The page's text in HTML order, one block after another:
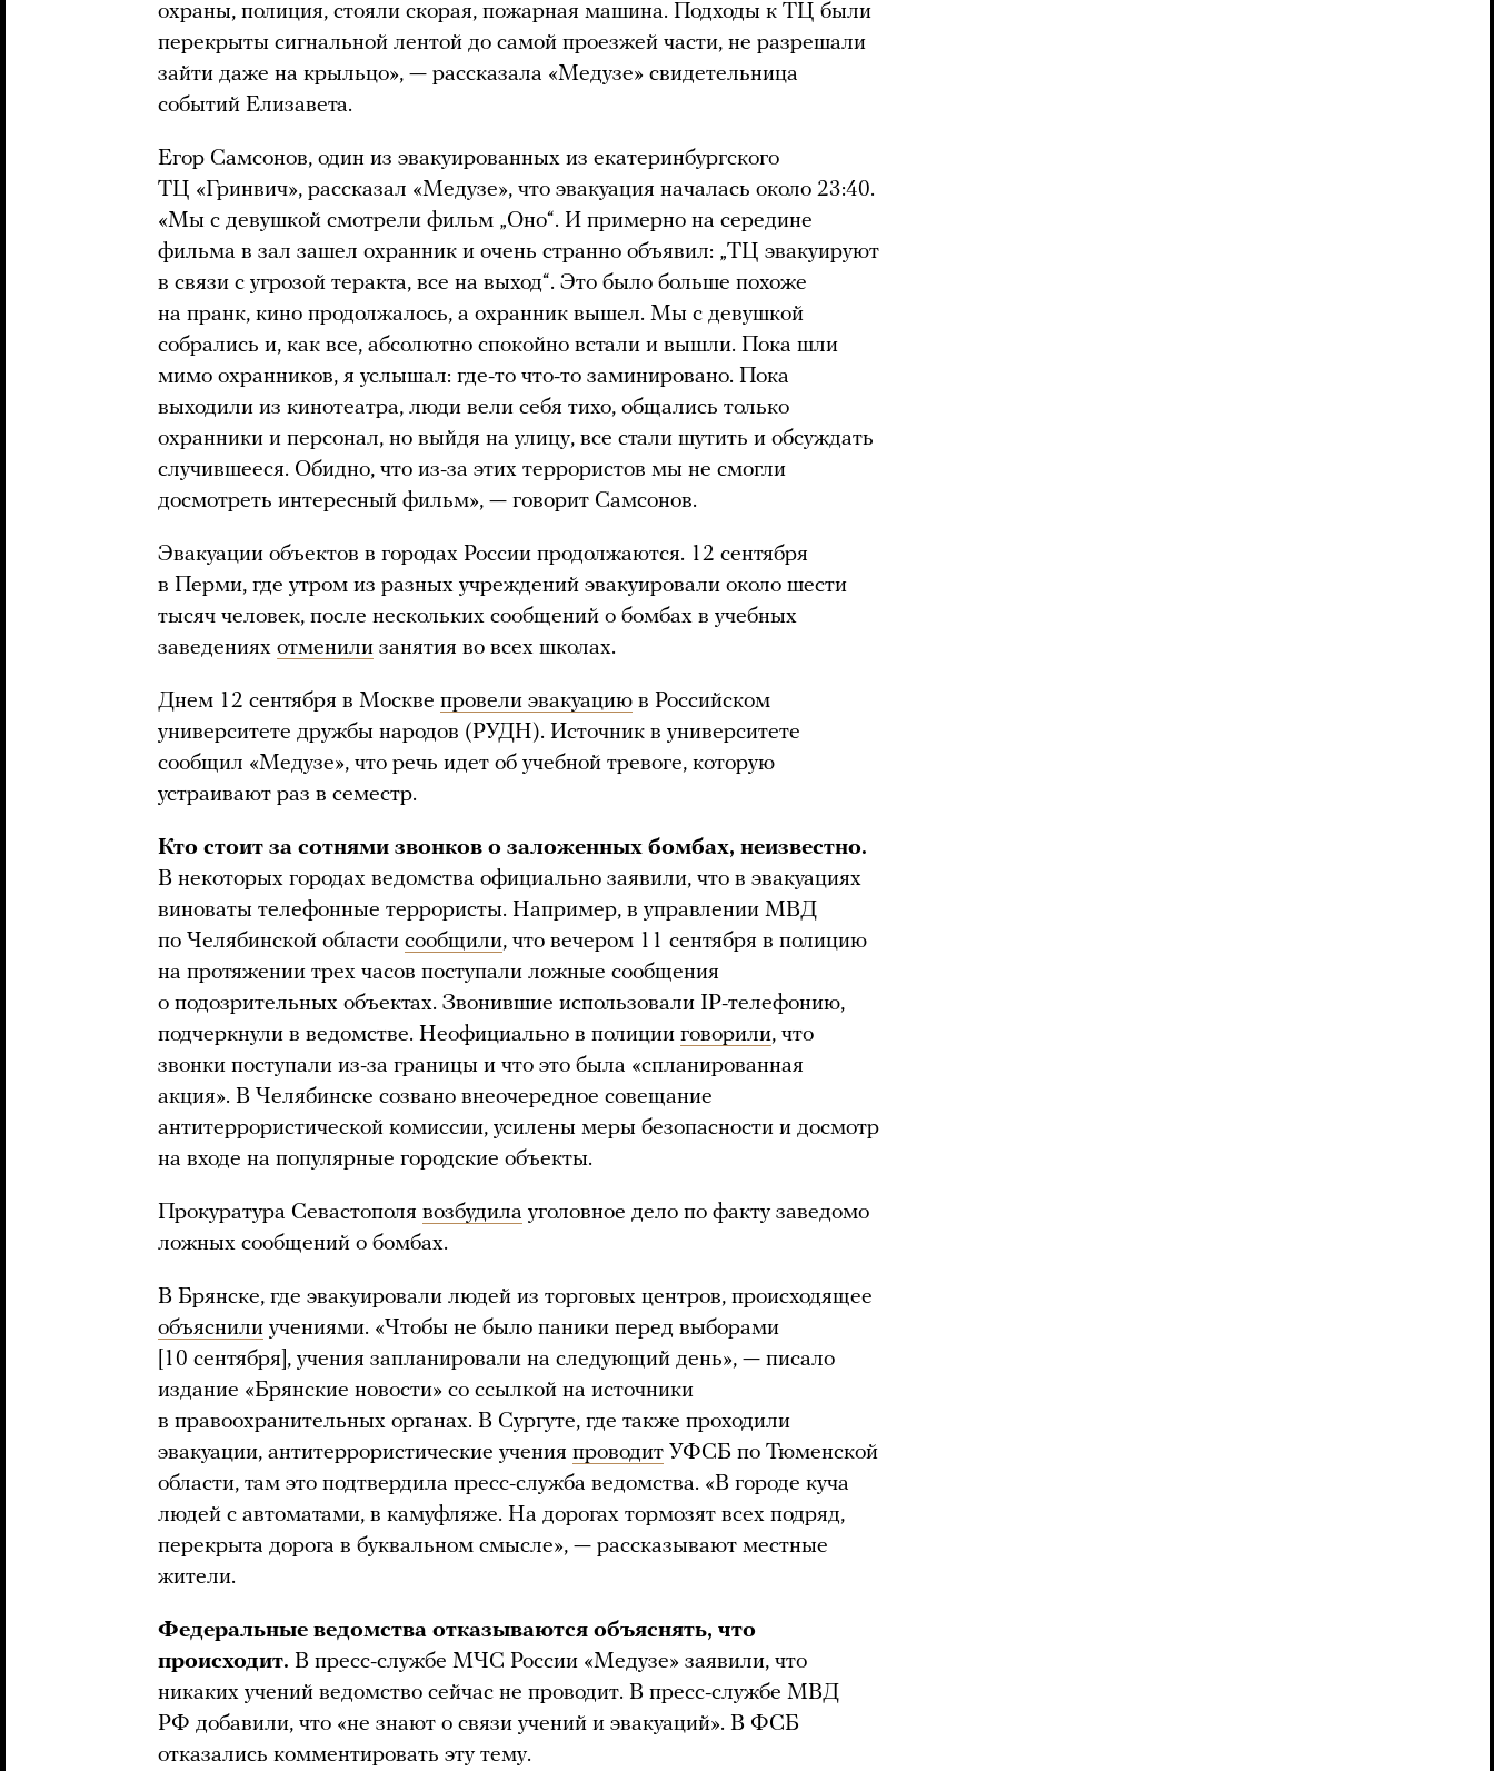
охраны, полиция, стояли скорая, пожарная машина. Подходы к ТЦ были
перекрыты сигнальной лентой до самой проезжей части, не разрешали
зайти даже на крыльцо», — рассказала «Медузе» свидетельница
событий Елизавета.
Егор Самсонов, один из эвакуированных из екатеринбургского
ТЦ «Гринвич», рассказал «Медузе», что эвакуация началась около 23:40.
«Мы с девушкой смотрели фильм „Оно“. И примерно на середине
фильма в зал зашел охранник и очень странно объявил: „ТЦ эвакуируют
в связи с угрозой теракта, все на выход“. Это было больше похоже
на пранк, кино продолжалось, а охранник вышел. Мы с девушкой
собрались и, как все, абсолютно спокойно встали и вышли. Пока шли
мимо охранников, я услышал: где-то что-то заминировано. Пока
выходили из кинотеатра, люди вели себя тихо, общались только
охранники и персонал, но выйдя на улицу, все стали шутить и обсуждать
случившееся. Обидно, что из-за этих террористов мы не смогли
досмотреть интересный фильм», — говорит Самсонов.
Эвакуации объектов в городах России продолжаются. 12 сентября
в Перми, где утром из разных учреждений эвакуировали около шести
тысяч человек, после нескольких сообщений о бомбах в учебных
заведениях отменили занятия во всех школах.
Днем 12 сентября в Москве провели эвакуацию в Российском
университете дружбы народов (РУДН). Источник в университете
сообщил «Медузе», что речь идет об учебной тревоге, которую
устраивают раз в семестр.
Кто стоит за сотнями звонков о заложенных бомбах, неизвестно.
В некоторых городах ведомства официально заявили, что в эвакуациях
виноваты телефонные террористы. Например, в управлении МВД
по Челябинской области сообщили, что вечером 11 сентября в полицию
на протяжении трех часов поступали ложные сообщения
о подозрительных объектах. Звонившие использовали IP-телефонию,
подчеркнули в ведомстве. Неофициально в полиции говорили, что
звонки поступали из-за границы и что это была «спланированная
акция». В Челябинске созвано внеочередное совещание
антитеррористической комиссии, усилены меры безопасности и досмотр
на входе на популярные городские объекты.
Прокуратура Севастополя возбудила уголовное дело по факту заведомо
ложных сообщений о бомбах.
В Брянске, где эвакуировали людей из торговых центров, происходящее
объяснили учениями. «Чтобы не было паники перед выборами
[10 сентября], учения запланировали на следующий день», — писало
издание «Брянские новости» со ссылкой на источники
в правоохранительных органах. В Сургуте, где также проходили
эвакуации, антитеррористические учения проводит УФСБ по Тюменской
области, там это подтвердила пресс-служба ведомства. «В городе куча
людей с автоматами, в камуфляже. На дорогах тормозят всех подряд,
перекрыта дорога в буквальном смысле», — рассказывают местные
жители.
Федеральные ведомства отказываются объяснять, что
происходит. В пресс-службе МЧС России «Медузе» заявили, что
никаких учений ведомство сейчас не проводит. В пресс-службе МВД
РФ добавили, что «не знают о связи учений и эвакуаций». В ФСБ
отказались комментировать эту тему.